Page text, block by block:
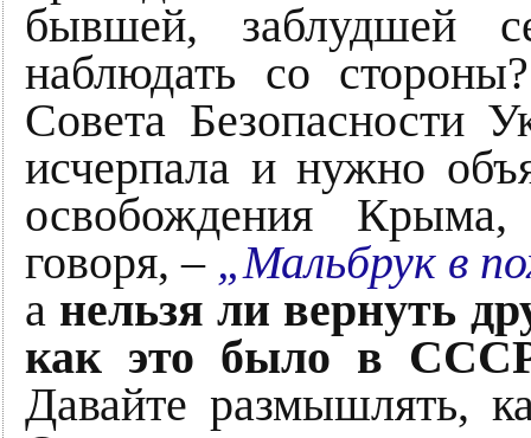
бывшей, заблудшей
наблюдать со
Совета Безопасности
исчерпала и нужно
освобождения
говоря, – „Мальбрук в
а нельзя ли вернуть
как это было в
Давайте размышлять,